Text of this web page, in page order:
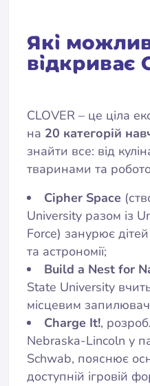
Які
відкриває
CLOVER – це ціла
на 20 категорій
знайти все: від
тваринами та
Cipher Space
University разом із
Force) занурює
та астрономії;
Build a Nest for
State University
місцевим
Charge It!,
Nebraska-Lincoln у
Schwab, пояснює
доступній ігровій